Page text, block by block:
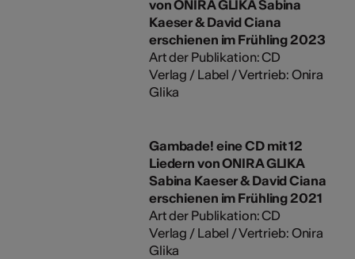
von ONIRA GLIKA Sabina
Kaeser & David Ciana
erschienen im Frühling 2023
Art der Publikation: CD
Verlag / Label / Vertrieb: Onira
Glika
Gambade! eine CD mit 12
Liedern von ONIRA GLIKA
Sabina Kaeser & David Ciana
erschienen im Frühling 2021
Art der Publikation: CD
Verlag / Label / Vertrieb: Onira
Glika